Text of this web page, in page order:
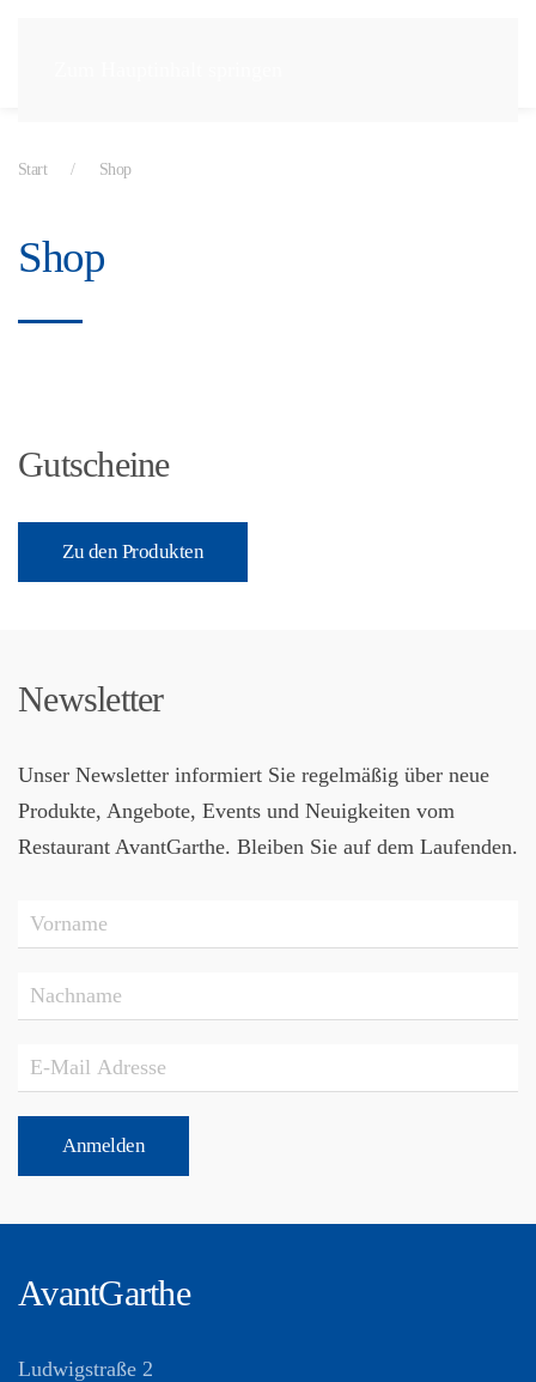
Start Shop
Shop
Gutscheine
Zu den Produkten
Newsletter
Unser Newsletter informiert Sie regelmäßig über neue
Produkte, Angebote, Events und Neuigkeiten vom
Restaurant AvantGarthe. Bleiben Sie auf dem Laufenden.
Anmelden
AvantGarthe
Ludwigstraße 2